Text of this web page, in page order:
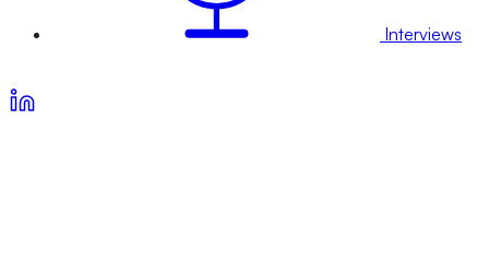
Interviews